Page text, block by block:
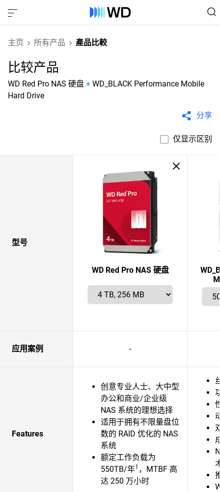
主页 所有产品 產品比較
比较产品
WD Red Pro NAS 硬盘 + WD_BLACK Performance Mobile
Hard Drive
分享
仅显示区别
型号
WD Red Pro NAS 硬盘
应用案例 -
Features
创意专业人士、大中型
办公和商业/企业级
NAS 系统的理想选择
适用于拥有不限量盘位
数的 RAID 优化的 NAS
系统
额定工作负载为
550TB/年1 ，MTBF 高
达 250 万小时